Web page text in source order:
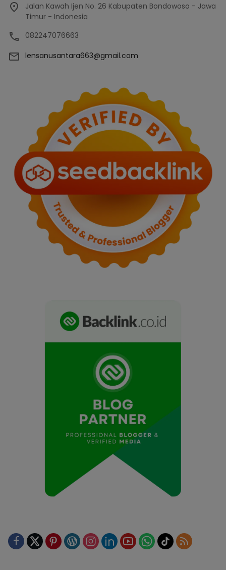
Jalan Kawah Ijen No. 26 Kabupaten Bondowoso - Jawa
Timur - Indonesia
082247076663
lensanusantara663@gmail.com